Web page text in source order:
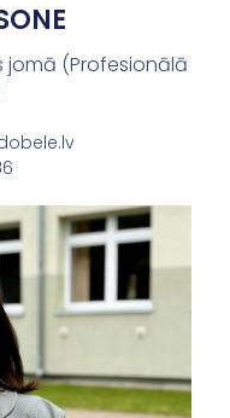
jomā (Profesionālā